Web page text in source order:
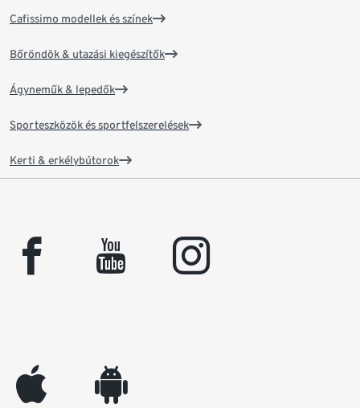
Cafissimo modellek és színek
Bőröndök & utazási kiegészítők
Ágyneműk & lepedők
Sporteszközök és sportfelszerelések
Kerti & erkélybútorok
facebook youtube instagram
appleinc android